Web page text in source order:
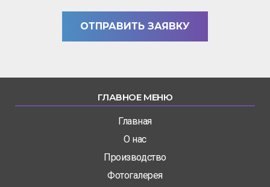
ОТПРАВИТЬ ЗАЯВКУ
ГЛАВНОЕ МЕНЮ
Главная
О нас
Производство
Фотогалерея